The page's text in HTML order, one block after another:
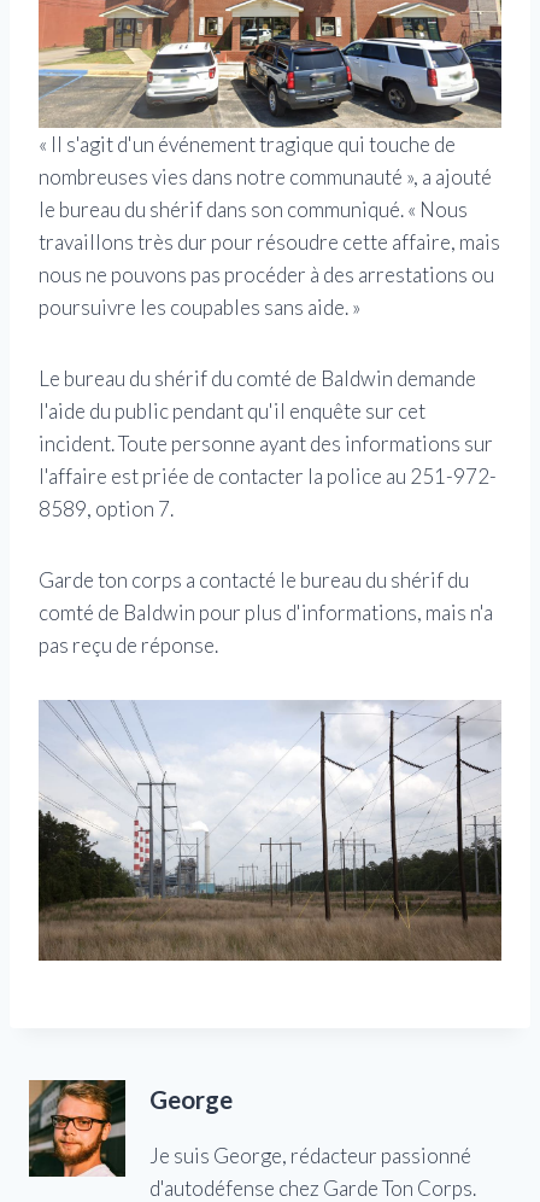
« Il s'agit d'un événement tragique qui touche de
nombreuses vies dans notre communauté », a ajouté
le bureau du shérif dans son communiqué. « Nous
travaillons très dur pour résoudre cette affaire, mais
nous ne pouvons pas procéder à des arrestations ou
poursuivre les coupables sans aide. »
Le bureau du shérif du comté de Baldwin demande
l'aide du public pendant qu'il enquête sur cet
incident. Toute personne ayant des informations sur
l'affaire est priée de contacter la police au 251-972-
8589, option 7.
Garde ton corps a contacté le bureau du shérif du
comté de Baldwin pour plus d'informations, mais n'a
pas reçu de réponse.
George
Je suis George, rédacteur passionné
d'autodéfense chez Garde Ton Corps.